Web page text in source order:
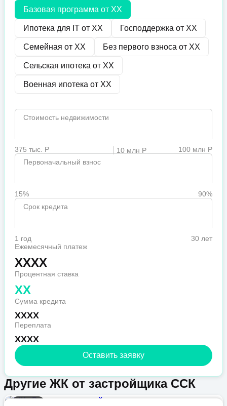
Базовая программа от XX
Ипотека для IT от XX Господдержка от XX
Семейная от XX Без первого взноса от XX
Сельская ипотека от XX
Военная ипотека от XX
Стоимость недвижимости
375 тыс. Р 10 млн Р
100 млн Р
Первоначальный взнос
15%
90%
Срок кредита
1 год
30 лет
Ежемесячный платеж
XXXX
Процентная ставка
XX
Сумма кредита
XXXX
Переплата
XXXX
Оставить заявку
Другие ЖК от застройщика ССК